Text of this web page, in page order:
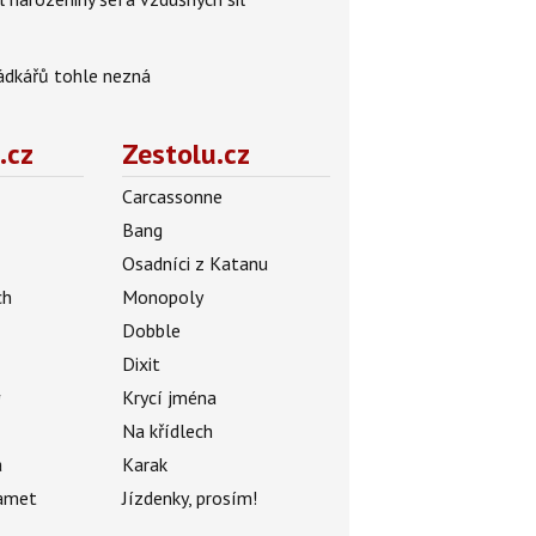
tohle nezná
Zestolu.cz
Carcassonne
Bang
Osadníci z Katanu
Monopoly
Dobble
Dixit
Krycí jména
Na křídlech
Karak
Jízdenky, prosím!